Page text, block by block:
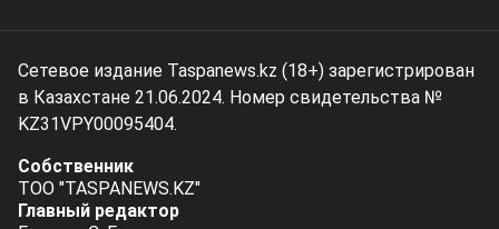
Сетевое издание Taspanews.kz (18+) зарегистрирован
в Казахстане 21.06.2024. Номер свидетельства №
KZ31VPY00095404.
Собственник
ТОО "TASPANEWS.KZ"
Главный редактор